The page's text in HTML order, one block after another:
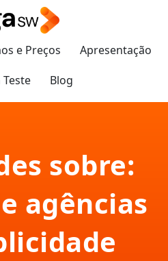
e Preços
Apresentação
Teste
Blog
sobre:
agências